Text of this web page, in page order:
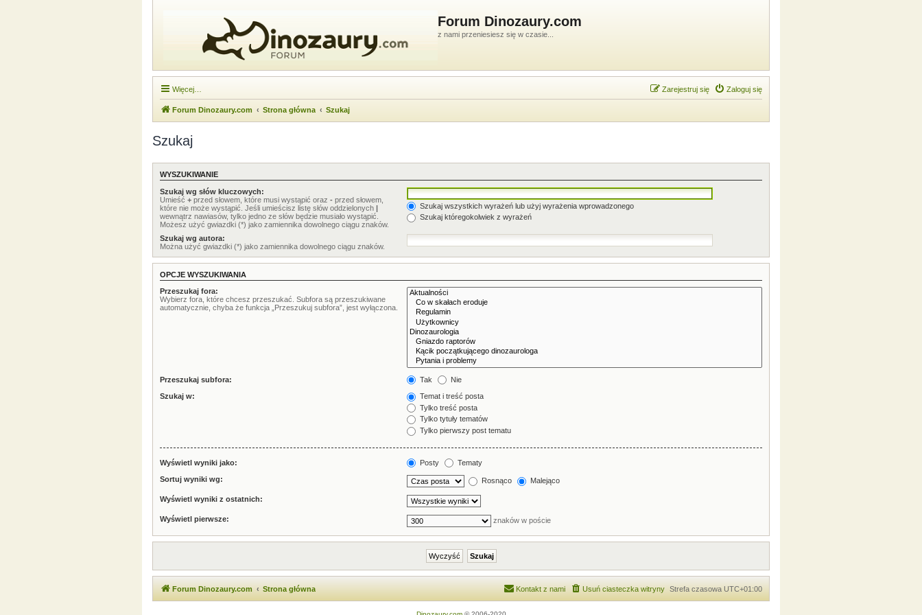
Forum Dinozaury.com
z nami przeniesiesz się w czasie...
Więcej… Zaloguj się
Zarejestruj się
Forum Dinozaury.com Strona główna Szukaj
Szukaj
WYSZUKIWANIE
Szukaj wg słów kluczowych:
Umieść + przed słowem, które musi wystąpić oraz - przed słowem,
które nie może wystąpić. Jeśli umieścisz listę słów oddzielonych |
wewnątrz nawiasów, tylko jedno ze słów będzie musiało wystąpić.
Możesz użyć gwiazdki (*) jako zamiennika dowolnego ciągu znaków.
Szukaj wszystkich wyrażeń lub użyj wyrażenia wprowadzonego
Szukaj któregokolwiek z wyrażeń
Szukaj wg autora:
Można użyć gwiazdki (*) jako zamiennika dowolnego ciągu znaków.
OPCJE WYSZUKIWANIA
Przeszukaj fora:
Wybierz fora, które chcesz przeszukać. Subfora są przeszukiwane
automatycznie, chyba że funkcja „Przeszukuj subfora”, jest wyłączona.
Przeszukaj subfora: Tak Nie
Szukaj w:
Temat i treść posta
Tylko treść posta
Tylko tytuły tematów
Tylko pierwszy post tematu
Wyświetl wyniki jako: Posty Tematy
Sortuj wyniki wg: Rosnąco Malejąco
Wyświetl wyniki z ostatnich:
Wyświetl pierwsze: znaków w poście
Forum Dinozaury.com Strona główna Strefa czasowa UTC+01:00
Usuń ciasteczka witryny
Kontakt z nami